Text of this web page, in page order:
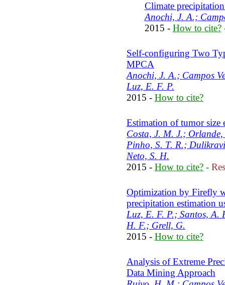
Climate
Anochi, J. A.;
2015 - How to cite?
Self-configuring Two
MPCA
Anochi, J. A.; Campos
Luz, E. F. P.
2015 - How to cite?
Estimation of tumor size
Costa, J. M. J.;
Pinho, S. T. R.;
Neto, S. H.
2015 - How to cite? -
Optimization by Firefly
precipitation estimation
Luz, E. F. P.; Santos, A.
H. F.; Grell, G.
2015 - How to cite?
Analysis of Extreme
Data Mining Approach